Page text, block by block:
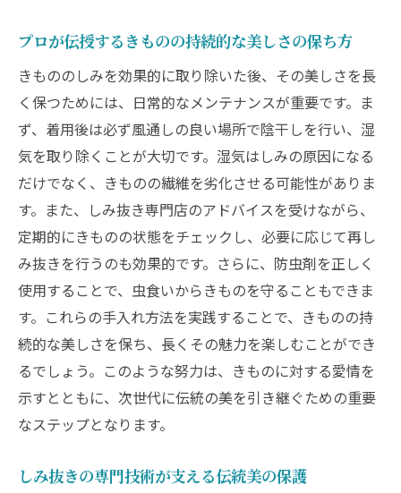
プロが伝授するきものの持続的な美しさの保ち方
きもののしみを効果的に取り除いた後、その美しさを長
く保つためには、日常的なメンテナンスが重要です。ま
ず、着用後は必ず風通しの良い場所で陰干しを行い、湿
気を取り除くことが大切です。湿気はしみの原因になる
だけでなく、きものの繊維を劣化させる可能性がありま
す。また、しみ抜き専門店のアドバイスを受けながら、
定期的にきものの状態をチェックし、必要に応じて再し
み抜きを行うのも効果的です。さらに、防虫剤を正しく
使用することで、虫食いからきものを守ることもできま
す。これらの手入れ方法を実践することで、きものの持
続的な美しさを保ち、長くその魅力を楽しむことができ
るでしょう。このような努力は、きものに対する愛情を
示すとともに、次世代に伝統の美を引き継ぐための重要
なステップとなります。
しみ抜きの専門技術が支える伝統美の保護